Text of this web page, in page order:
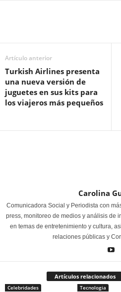
Artículo anterior
Turkish Airlines presenta
una nueva versión de
juguetes en sus kits para
los viajeros más pequeños
Carolina
Comunicadora Social y Periodista con
press, monitoreo de medios y análisis de
en temas de entretenimiento y cultura,
relaciones públicas y
Artículos relacionados
Celebridades Tecnologia